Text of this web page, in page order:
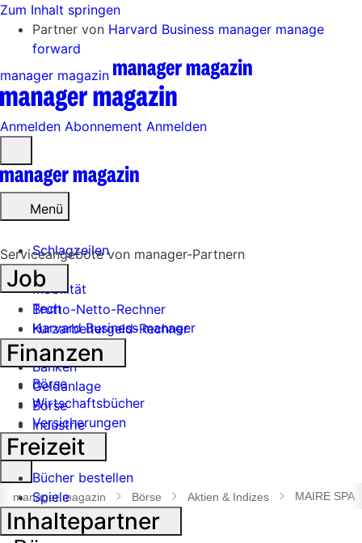
Zum Inhalt springen
Partner von Harvard Business manager manage
forward
manager magazin
Anmelden Abonnement Anmelden
öffnen
Menü
Schlagzeilen
Mobilität
Tech
Harvard Business manager
Handel
Banken
Geldanlage
Börse
Industrie
Suche
öffnen
manager magazin Börse Aktien & Indizes MAIRE SPA
Serviceangebote von manager-Partnern
Job
Brutto-Netto-Rechner
Kurzarbeitergeld-Rechner
Finanzen
Börse
Wirtschaftsbücher
Versicherungen
Freizeit
Bücher bestellen
Spiele
Inhaltepartner